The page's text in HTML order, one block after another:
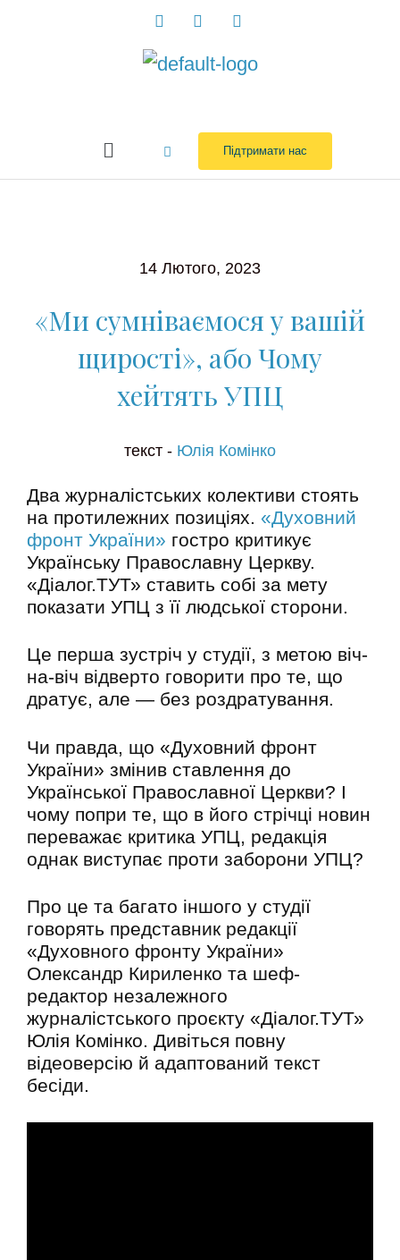
Menu Підтримати нас
14 Лютого, 2023
«Ми сумніваємося у вашій
щирості», або Чому
хейтять УПЦ
текст - Юлія Комінко
Два журналістських колективи стоять
на протилежних позиціях. «Духовний
фронт України» гостро критикує
Українську Православну Церкву.
«Діалог.ТУТ» ставить собі за мету
показати УПЦ з її людської сторони.
Це перша зустріч у студії, з метою віч-
на-віч відверто говорити про те, що
дратує, але — без роздратування.
Чи правда, що «Духовний фронт
України» змінив ставлення до
Української Православної Церкви? І
чому попри те, що в його стрічці новин
переважає критика УПЦ, редакція
однак виступає проти заборони УПЦ?
Про це та багато іншого у студії
говорять представник редакції
«Духовного фронту України»
Олександр Кириленко та шеф-
редактор незалежного
журналістського проєкту «Діалог.ТУТ»
Юлія Комінко. Дивіться повну
відеоверсію й адаптований текст
бесіди.